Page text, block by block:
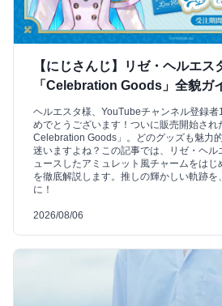
【にじさんじ】リゼ・ヘルエス
「Celebration Goods」全貌ガ
ヘルエスタ様、YouTubeチャンネル登録
めでとうございます！ついに販売開始さ
Celebration Goods」。どのグッズも魅力
迷いますよね？この記事では、リゼ・ヘ
ュースしたアミュレット風チャームをは
を徹底解説します。推しの輝かしい軌跡
に！
2026/08/06